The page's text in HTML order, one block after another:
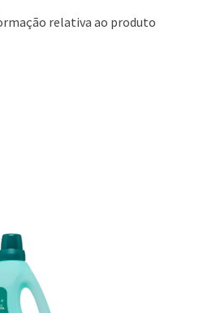
relativa ao produto